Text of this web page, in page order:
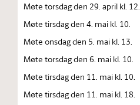
Møte torsdag den 29. april kl. 12.
Møte tirsdag den 4. mai kl. 10.
Møte onsdag den 5. mai kl. 13.
Møte torsdag den 6. mai kl. 10.
Møte tirsdag den 11. mai kl. 10.
Møte tirsdag den 11. mai kl. 18.